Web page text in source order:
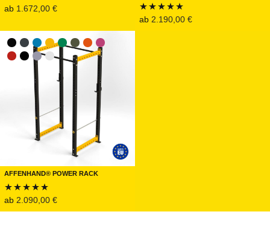
ab 1.672,00 €
Bewertet mit
ab 2.190,00 €
Affenhand® Power Rack
Bewertet mit
ab 2.090,00 €